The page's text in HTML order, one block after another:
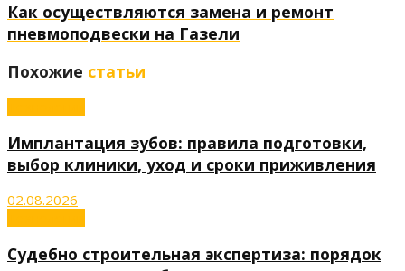
Как осуществляются замена и ремонт
пневмоподвески на Газели
Похожие статьи
Имплантация зубов: правила подготовки,
выбор клиники, уход и сроки приживления
02.08.2026
Судебно строительная экспертиза: порядок